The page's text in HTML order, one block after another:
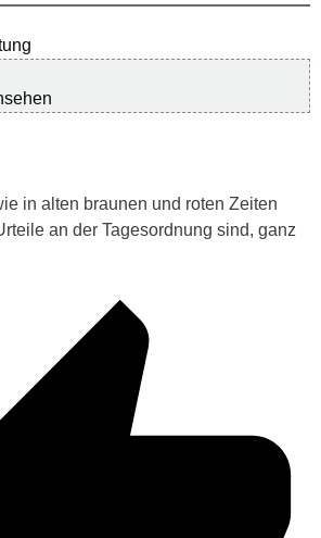
in alten braunen und roten Zeiten
an der Tagesordnung sind, ganz